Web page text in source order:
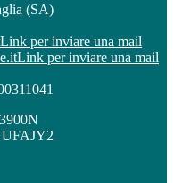
(SA)
Link per inviare una mail
Link per inviare una mail
UFAJY2